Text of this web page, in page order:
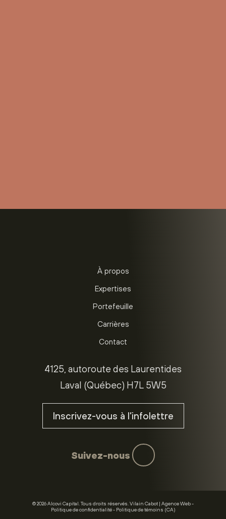
À propos
Expertises
Portefeuille
Carrières
Contact
4125, autoroute des Laurentides
Laval (Québec) H7L 5W5
Inscrivez-vous à l’infolettre
Suivez-nous
© 2026 Alcovi Capital.Tous droits réservés.Vilain Cabot | Agence Web
Politique de confidentialité
Politique de témoins (CA)